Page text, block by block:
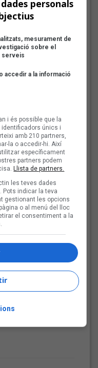
del futbol
himnes que els
de futbol d'arreu
eren els
dins un
a un concert, la
torn»
la festa del pop
2026
dels himnes del
Joan Soler
personals
mesurament de
sobre el
serveis
accedir a la informació
i és possible que la
únics i
amb 210 partners,
la o accedir-hi. Així
específicament
partners podem
Llista de partners.
les teves dades
Pots indicar la teva
gestionant les opcions
o al menú del lloc
el consentiment a la